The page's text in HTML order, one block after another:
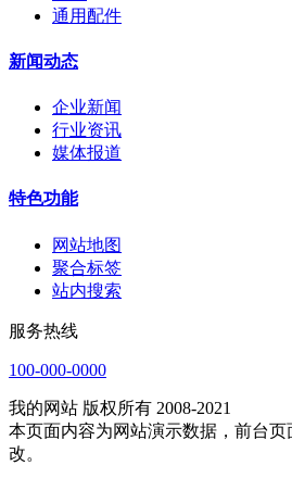
通用配件
新闻动态
企业新闻
行业资讯
媒体报道
特色功能
网站地图
聚合标签
站内搜索
服务热线
100-000-0000
我的网站 版权所有 2008-2021
本页面内容为网站演示数据，前台
改。